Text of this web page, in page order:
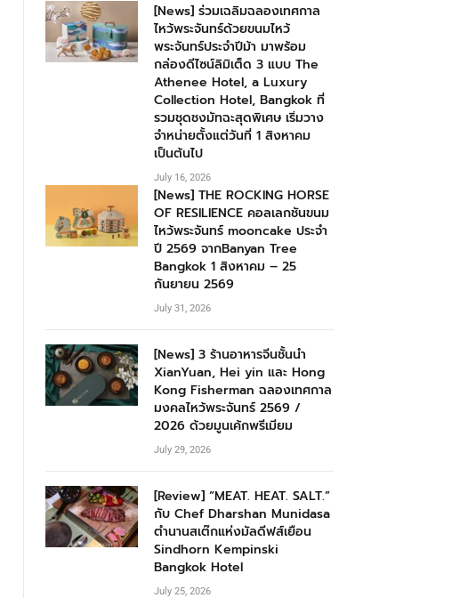
[News] ร่วมเฉลิมฉลองเทศกาล
ไหว้พระจันทร์ด้วยขนมไหว้
พระจันทร์ประจำปีม้า มาพร้อม
กล่องดีไซน์ลิมิเต็ด 3 แบบ The
Athenee Hotel, a Luxury
Collection Hotel, Bangkok ที่
รวมชุดชงมัทฉะสุดพิเศษ เริ่มวาง
จำหน่ายตั้งแต่วันที่ 1 สิงหาคม
เป็นต้นไป
July 16, 2026
[News] THE ROCKING HORSE
OF RESILIENCE คอลเลกชันขนม
ไหว้พระจันทร์ mooncake ประจำ
ปี 2569 จากBanyan Tree
Bangkok 1 สิงหาคม – 25
กันยายน 2569
July 31, 2026
[News] 3 ร้านอาหารจีนชั้นนำ
XianYuan, Hei yin และ Hong
Kong Fisherman ฉลองเทศกาล
มงคลไหว้พระจันทร์ 2569 /
2026 ด้วยมูนเค้กพรีเมียม
July 29, 2026
[Review] “MEAT. HEAT. SALT.”
กับ Chef Dharshan Munidasa
ตำนานสเต๊กแห่งมัลดีฟส์เยือน
Sindhorn Kempinski
Bangkok Hotel
July 25, 2026